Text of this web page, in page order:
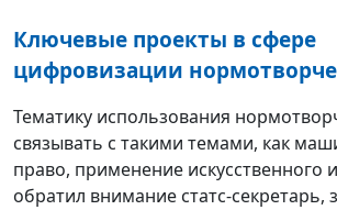
Ключевые проекты в сфере
цифровизации
Тематику использования
связывать с такими темами, как
право, применение искусственного
обратил внимание статс-секретарь,